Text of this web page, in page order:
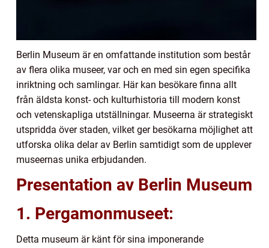
Berlin Museum är en omfattande institution som består
av flera olika museer, var och en med sin egen specifika
inriktning och samlingar. Här kan besökare finna allt
från äldsta konst- och kulturhistoria till modern konst
och vetenskapliga utställningar. Museerna är strategiskt
utspridda över staden, vilket ger besökarna möjlighet att
utforska olika delar av Berlin samtidigt som de upplever
museernas unika erbjudanden.
Presentation av Berlin Museum
1. Pergamonmuseet:
Detta museum är känt för sina imponerande